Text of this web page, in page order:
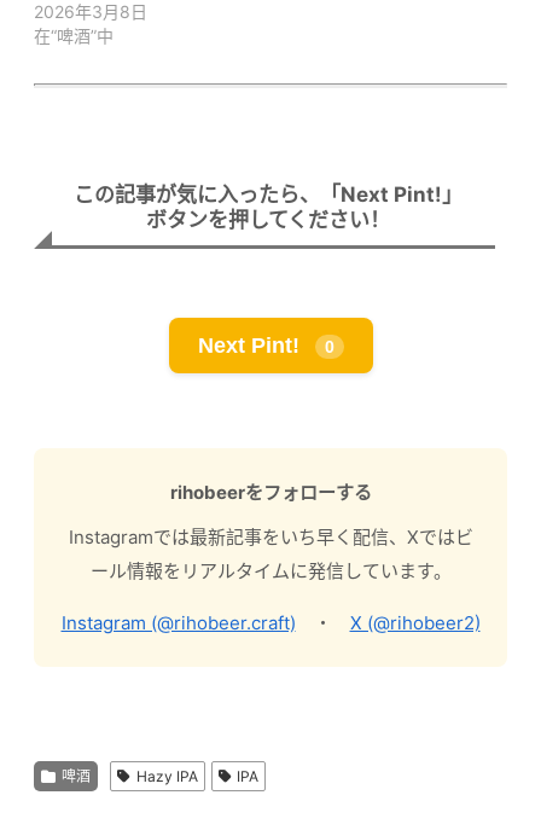
2026年3月8日
在“啤酒”中
この記事が気に入ったら、「Next Pint!」
ボタンを押してください！
Next Pint! 0
rihobeerをフォローする
Instagramでは最新記事をいち早く配信、Xではビ
ール情報をリアルタイムに発信しています。
Instagram (@rihobeer.craft) ・ X (@rihobeer2)
啤酒 Hazy IPA IPA